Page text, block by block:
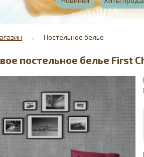
Постельное белье
постельное белье First